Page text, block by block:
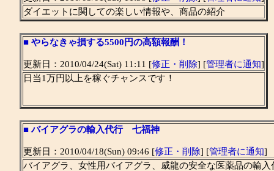
ダイエットに関しての楽しい情報や、商品の紹介
■ やらなきゃ損する5500円の高額報酬！
更新日：2010/04/24(Sat) 11:11 [修正・削除] [管理者に通知]
日当1万円以上を稼ぐチャンスです！
■ バイアグラの輸入代行 七福神
更新日：2010/04/18(Sun) 09:46 [修正・削除] [管理者に通知]
バイアグラ、女性用バイアグラ、威龍の安全な医薬品の輸入